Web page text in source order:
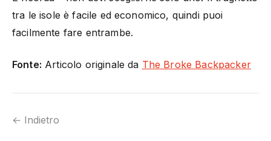
tra le isole è facile ed economico, quindi puoi
facilmente fare entrambe.
Fonte: Articolo originale da The Broke Backpacker
← Indietro